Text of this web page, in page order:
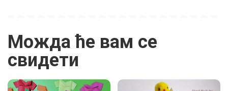
Можда ће вам се
свидети